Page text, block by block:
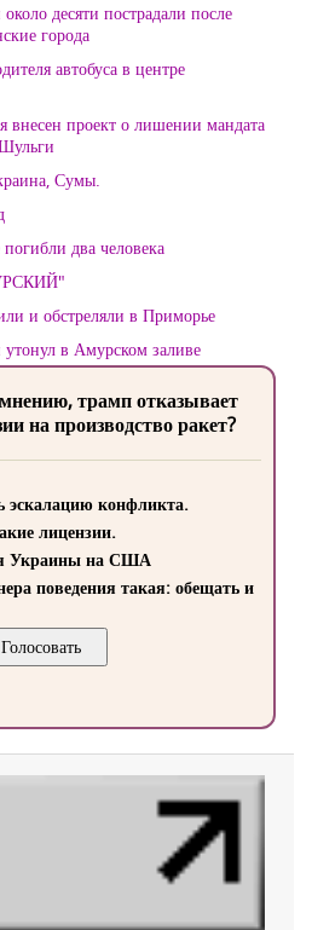
десяти пострадали после
города
автобуса в центре
внесен проект о лишении мандата
Сумы.
два человека
и обстреляли в Приморье
в Амурском заливе
трамп отказывает
на производство ракет?
эскалацию конфликта.
лицензии.
Украины на США
поведения такая: обещать и